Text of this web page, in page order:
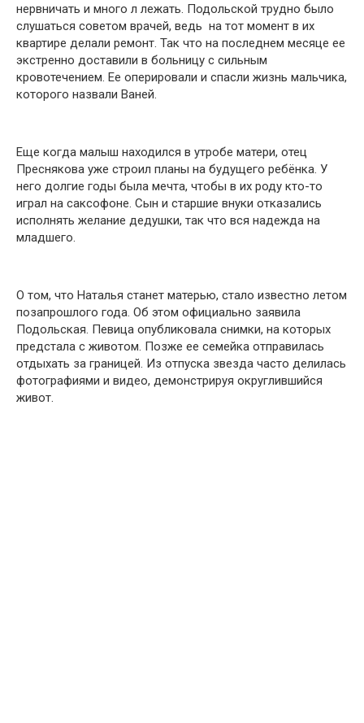
нервничать и много л лежать. Подольской трудно было
слушаться советом врачей, ведь на тот момент в их
квартире делали ремонт. Так что на последнем месяце ее
экстренно доставили в больницу с сильным
кровотечением. Ее оперировали и спасли жизнь мальчика,
которого назвали Ваней.
Еще когда малыш находился в утробе матери, отец
Преснякова уже строил планы на будущего ребёнка. У
него долгие годы была мечта, чтобы в их роду кто-то
играл на саксофоне. Сын и старшие внуки отказались
исполнять желание дедушки, так что вся надежда на
младшего.
О том, что Наталья станет матерью, стало известно летом
позапрошлого года. Об этом официально заявила
Подольская. Певица опубликовала снимки, на которых
предстала с животом. Позже ее семейка отправилась
отдыхать за границей. Из отпуска звезда часто делилась
фотографиями и видео, демонстрируя округлившийся
живот.